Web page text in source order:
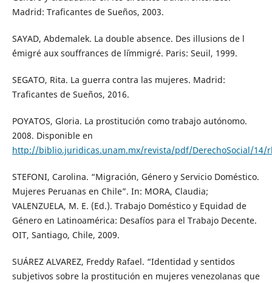
Madrid: Traficantes de Sueños, 2003.
SAYAD, Abdemalek. La double absence. Des illusions de l
´émigré aux souffrances de l´immigré. Paris: Seuil, 1999.
SEGATO, Rita. La guerra contra las mujeres. Madrid:
Traficantes de Sueños, 2016.
POYATOS, Gloria. La prostitución como trabajo autónomo.
2008. Disponible en
http://biblio.juridicas.unam.mx/revista/pdf/DerechoSocial/14/
STEFONI, Carolina. “Migración, Género y Servicio Doméstico.
Mujeres Peruanas en Chile”. In: MORA, Claudia;
VALENZUELA, M. E. (Ed.). Trabajo Doméstico y Equidad de
Género en Latinoamérica: Desafíos para el Trabajo Decente.
OIT, Santiago, Chile, 2009.
SUÁREZ ALVAREZ, Freddy Rafael. “Identidad y sentidos
subjetivos sobre la prostitución en mujeres venezolanas que